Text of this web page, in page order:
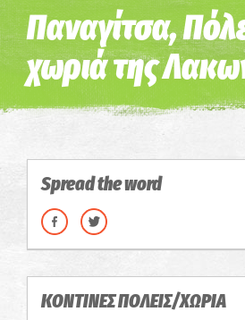
Η εικόνα ενδέχεται να
Παναγίτσα,
χωριά της
Spread the word
ΚΟΝΤΙΝΕΣ ΠΟΛΕΙΣ/ΧΩΡΙΑ